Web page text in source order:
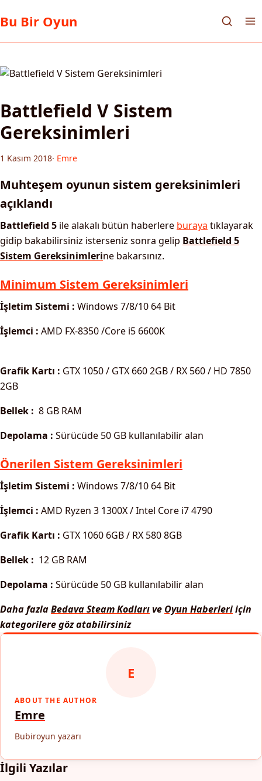
Bu Bir Oyun
Battlefield V Sistem
Gereksinimleri
1 Kasım 2018· Emre
Muhteşem oyunun sistem gereksinimleri
açıklandı
Battlefield 5 ile alakalı bütün haberlere buraya tıklayarak
gidip bakabilirsiniz isterseniz sonra gelip Battlefield 5
Sistem Gereksinimlerine bakarsınız.
Minimum Sistem Gereksinimleri
İşletim Sistemi : Windows 7/8/10 64 Bit
İşlemci : AMD FX-8350 /Core i5 6600K
Grafik Kartı : GTX 1050 / GTX 660 2GB / RX 560 / HD 7850
2GB
Bellek : 8 GB RAM
Depolama : Sürücüde 50 GB kullanılabilir alan
Önerilen Sistem Gereksinimleri
İşletim Sistemi : Windows 7/8/10 64 Bit
İşlemci : AMD Ryzen 3 1300X / Intel Core i7 4790
Grafik Kartı : GTX 1060 6GB / RX 580 8GB
Bellek : 12 GB RAM
Depolama : Sürücüde 50 GB kullanılabilir alan
Daha fazlaBedava Steam Kodlarıve Oyun Haberleriiçin
kategorilere göz atabilirsiniz
E
ABOUT THE AUTHOR
Emre
Bubiroyun yazarı
İlgili Yazılar